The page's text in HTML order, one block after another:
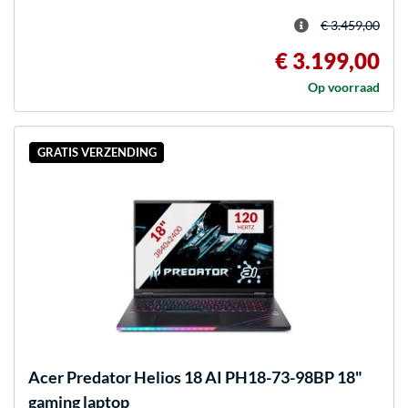
€ 3.459,00
€ 3.199,00
Op voorraad
GRATIS VERZENDING
AcerPredator Helios 18 AI PH18-73-98BP 18"
gaming laptop